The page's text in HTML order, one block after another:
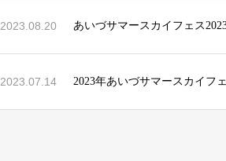
2023.08.20 あいづサマースカイフェス
2023.07.14 2023年あいづサマースカイフ